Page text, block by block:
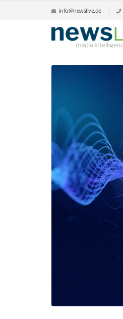
info@newslive.de